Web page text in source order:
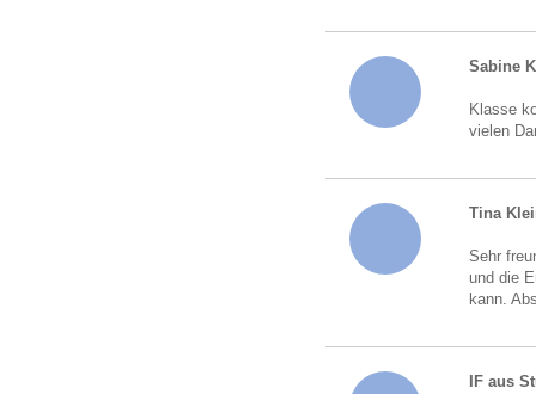
Sabine
Klasse
vielen
Tina
Sehr
und die
kann.
IF aus